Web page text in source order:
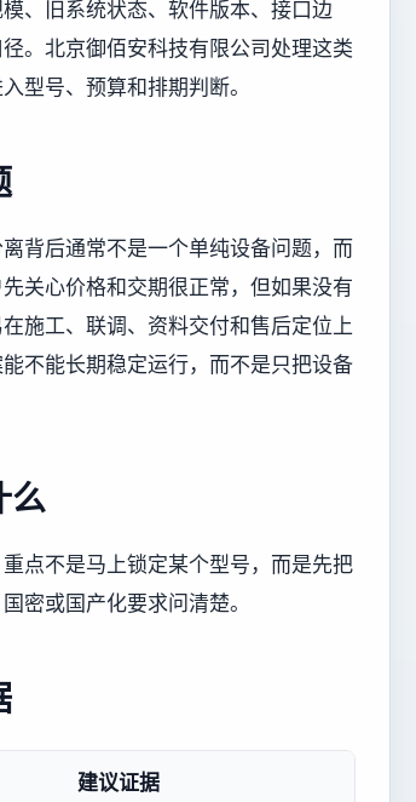
、旧系统状态、软件版本、接口边
。北京御佰安科技有限公司处理这类
型号、预算和排期判断。
背后通常不是一个单纯设备问题，而
关心价格和交期很正常，但如果没有
施工、联调、资料交付和售后定位上
不能长期稳定运行，而不是只把设备
么
点不是马上锁定某个型号，而是先把
密或国产化要求问清楚。
建议证据